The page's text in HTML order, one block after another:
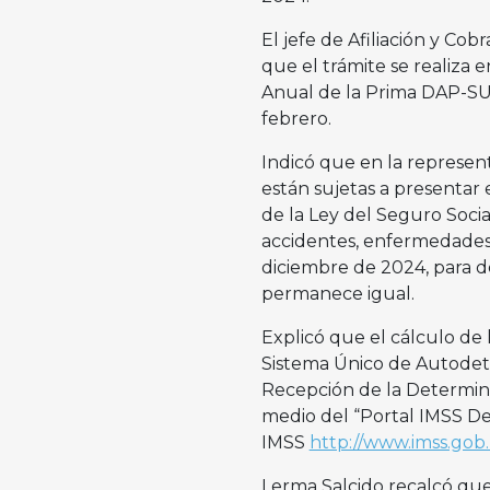
El jefe de Afiliación y
que el trámite se realiza
Anual de la Prima DAP-
febrero.
Indicó que en la
están sujetas a
de la Ley del Seguro
accidentes,
diciembre de 2024, para
permanece igual.
Explicó que el cálculo de
Sistema Único de
Recepción de la
medio del “Portal IMSS
IMSS http://